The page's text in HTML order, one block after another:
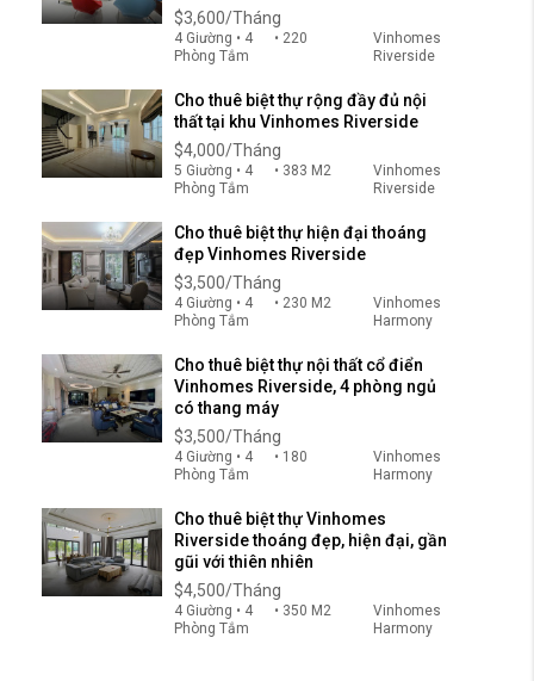
$3,600/Tháng
4 Giường • 4
Phòng Tắm
• 220
Vinhomes
Riverside
Cho thuê biệt thự rộng đầy đủ nội
thất tại khu Vinhomes Riverside
$4,000/Tháng
5 Giường • 4
Phòng Tắm
• 383 M2
Vinhomes
Riverside
Cho thuê biệt thự hiện đại thoáng
đẹp Vinhomes Riverside
$3,500/Tháng
4 Giường • 4
Phòng Tắm
• 230 M2
Vinhomes
Harmony
Cho thuê biệt thự nội thất cổ điển
Vinhomes Riverside, 4 phòng ngủ
có thang máy
$3,500/Tháng
4 Giường • 4
Phòng Tắm
• 180
Vinhomes
Harmony
Cho thuê biệt thự Vinhomes
Riverside thoáng đẹp, hiện đại, gần
gũi với thiên nhiên
$4,500/Tháng
4 Giường • 4
Phòng Tắm
• 350 M2
Vinhomes
Harmony